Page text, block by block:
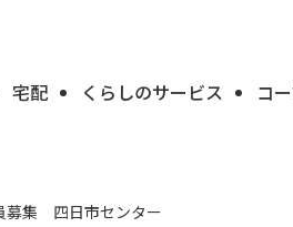
宅配 くらしのサービス コ
募集 四日市センター